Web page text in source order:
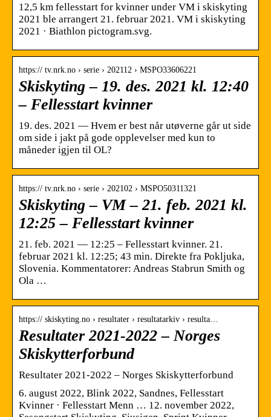
12,5 km fellesstart for kvinner under VM i skiskyting
2021 ble arrangert 21. februar 2021. VM i skiskyting
2021 · Biathlon pictogram.svg.
https:// tv.nrk.no › serie › 202112 › MSPO33606221
Skiskyting – 19. des. 2021 kl. 12:40
– Fellesstart kvinner
19. des. 2021 — Hvem er best når utøverne går ut side
om side i jakt på gode opplevelser med kun to
måneder igjen til OL?
https:// tv.nrk.no › serie › 202102 › MSPO50311321
Skiskyting – VM – 21. feb. 2021 kl.
12:25 – Fellesstart kvinner
21. feb. 2021 — 12:25 – Fellesstart kvinner. 21.
februar 2021 kl. 12:25; 43 min. Direkte fra Pokljuka,
Slovenia. Kommentatorer: Andreas Stabrun Smith og
Ola …
https:// skiskyting.no › resultater › resultatarkiv › resulta…
Resultater 2021-2022 – Norges
Skiskytterforbund
Resultater 2021-2022 – Norges Skiskytterforbund
6. august 2022, Blink 2022, Sandnes, Fellesstart
Kvinner · Fellesstart Menn … 12. november 2022,